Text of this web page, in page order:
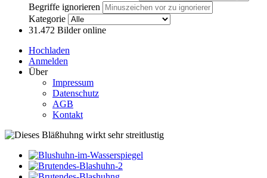
Begriffe ignorieren
Kategorie
31.472 Bilder online
Hochladen
Anmelden
Über
Impressum
Datenschutz
AGB
Kontakt